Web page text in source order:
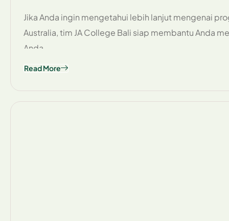
Jika Anda ingin mengetahui lebih lanjut mengenai
Australia, tim JA College Bali siap membantu Anda
Anda.
Read More